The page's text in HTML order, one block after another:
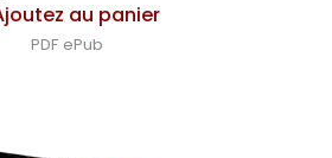
au panier
PDF ePub